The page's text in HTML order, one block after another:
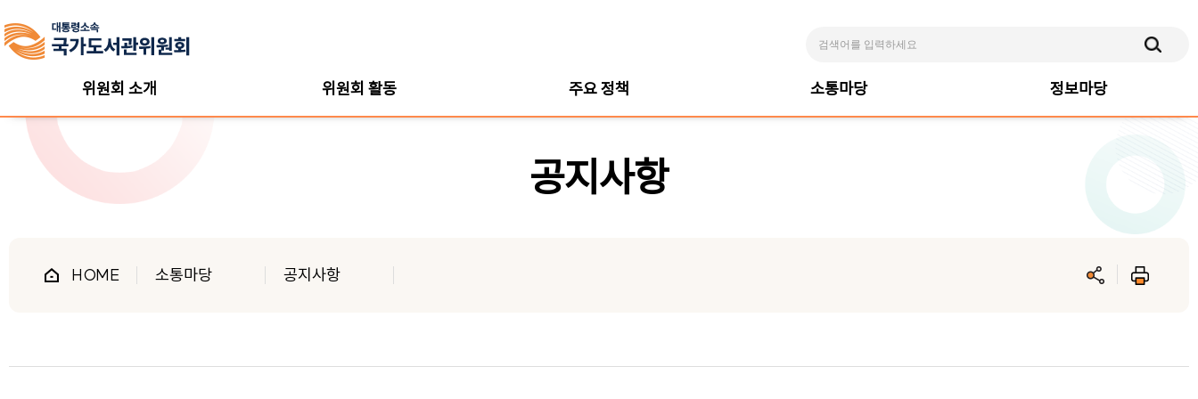
위원회 소개 위원회 활동 주요 정책 소통마당 정보마당
공지사항
HOME 소통마당 공지사항